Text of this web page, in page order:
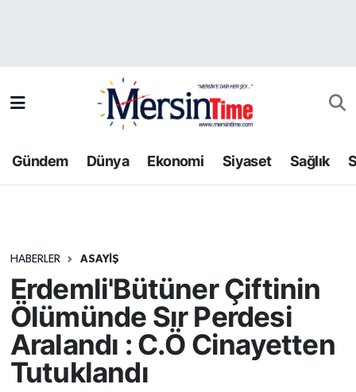
Gündem Dünya Ekonomi Siyaset Sağlık
HABERLER ASAYIŞ
Erdemli'Bütüner Çiftinin
Ölümünde Sır Perdesi
Aralandı : C.Ö Cinayetten
Tutuklandı
Bilim-Teknoloji
Dünya
Ekonomi
Gündem
Kültür-Sanat
Resmi İlan
Trafik Durumu
Tüm Manşetler
Haber Arşivi